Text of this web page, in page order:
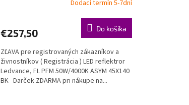
R
M
O
Dodací termín 5-7dní
€257,50 Do košíka
ZĽAVA pre registrovaných zákazníkov a
živnostníkov ( Registrácia ) LED reflektror
Ledvance, FL PFM 50W/4000K ASYM 45X140
BK Darček ZDARMA pri nákupe na...